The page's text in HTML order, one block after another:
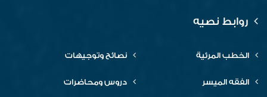
روابط نصيه
الخطب المرئية نصائح وتوجيهات
الفقه الميسر دروس ومحاضرات